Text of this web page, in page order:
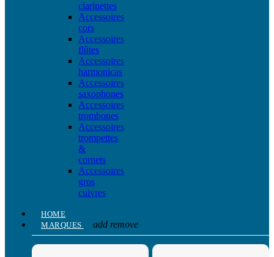
clarinettes
Accessoires
cors
Accessoires
flûtes
Accessoires
harmonicas
Accessoires
saxophones
Accessoires
trombones
Accessoires
trompettes
&
cornets
Accessoires
gros
cuivres
HOME
MARQUES
add remove